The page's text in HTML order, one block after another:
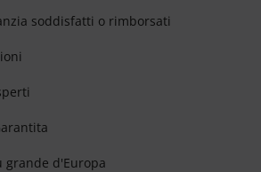
soddisfatti o rimborsati
grande d'Europa